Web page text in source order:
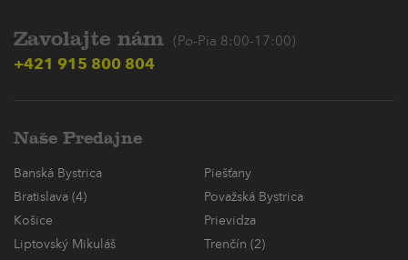
Zavolajte nám (Po-Pia 8:00-17:00)
+421 915 800 804
Naše Predajne
Banská Bystrica
Piešťany
Bratislava (4)
Považská Bystrica
Košice
Prievidza
Liptovský Mikuláš
Trenčín (2)